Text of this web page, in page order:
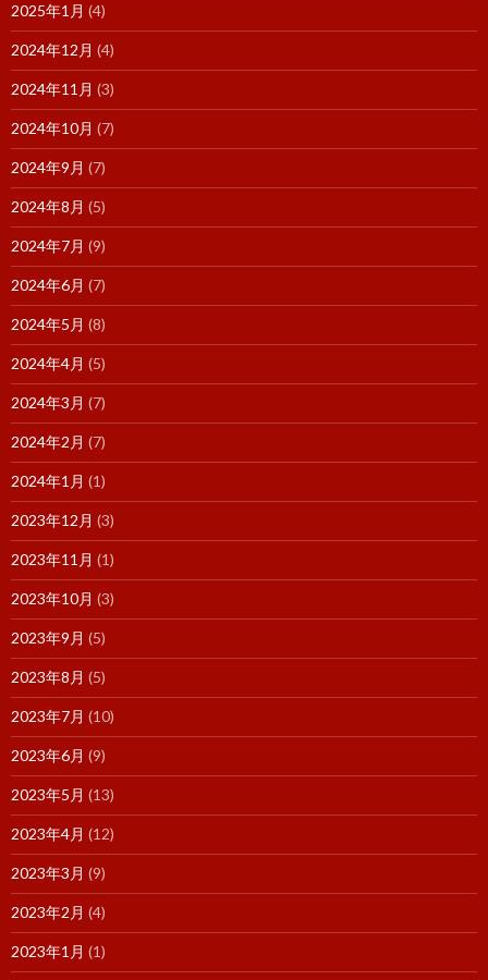
2025年1月 (4)
2024年12月 (4)
2024年11月 (3)
2024年10月 (7)
2024年9月 (7)
2024年8月 (5)
2024年7月 (9)
2024年6月 (7)
2024年5月 (8)
2024年4月 (5)
2024年3月 (7)
2024年2月 (7)
2024年1月 (1)
2023年12月 (3)
2023年11月 (1)
2023年10月 (3)
2023年9月 (5)
2023年8月 (5)
2023年7月 (10)
2023年6月 (9)
2023年5月 (13)
2023年4月 (12)
2023年3月 (9)
2023年2月 (4)
2023年1月 (1)